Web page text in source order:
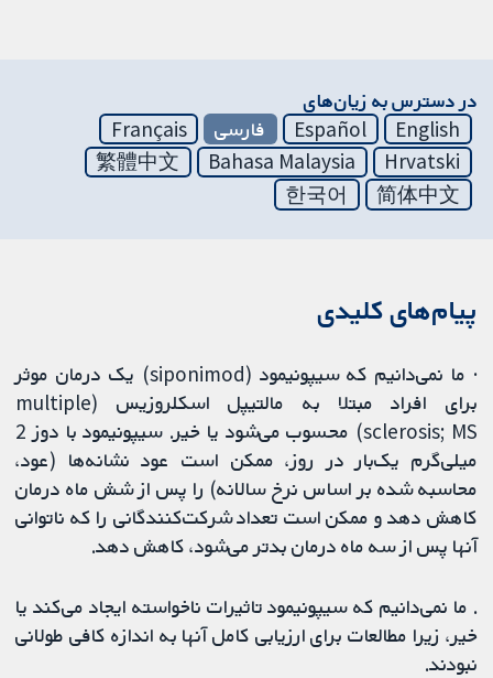
در دسترس به زیان‌های
English
Español فارسی
Français
Hrvatski
Bahasa Malaysia
繁體中文
简体中文
한국어
پیام‌های کلیدی
· ما نمی‌دانیم که سیپونیمود (siponimod) یک درمان موثر
برای افراد مبتلا به مالتیپل اسکلروزیس (multiple
sclerosis; MS) محسوب می‌شود یا خیر. سیپونیمود با دوز 2
میلی‌گرم یک‌بار در روز، ممکن است عود نشانه‌ها (عود،
محاسبه شده بر اساس نرخ سالانه) را پس از شش ماه درمان
کاهش دهد و ممکن است تعداد شرکت‌کنندگانی را که ناتوانی
آنها پس از سه ماه درمان بدتر می‌شود، کاهش دهد.
. ما نمی‌دانیم که سیپونیمود تاثیرات ناخواسته ایجاد می‌کند یا
خیر، زیرا مطالعات برای ارزیابی کامل آنها به اندازه کافی طولانی
نبودند.